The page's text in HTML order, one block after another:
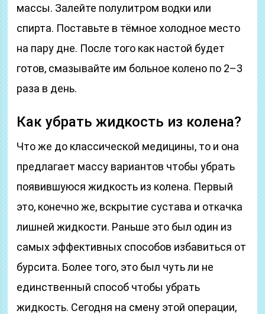
массы. Залейте полулитром водки или
спирта. Поставьте в тёмное холодное место
на пару дне. После того как настой будет
готов, смазывайте им больное колено по 2–3
раза в день.
Как убрать жидкость из колена?
Что же до классической медицины, то и она
предлагает массу вариантов чтобы убрать
появившуюся жидкость из колена. Первый
это, конечно же, вскрытие сустава и откачка
лишней жидкости. Раньше это был один из
самых эффективных способов избавиться от
бурсита. Более того, это был чуть ли не
единственный способ чтобы убрать
жидкость. Сегодня на смену этой операции,